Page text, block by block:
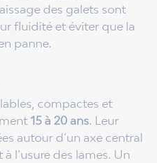
des galets sont
fluidité et éviter que la
panne.
compactes et
15 à 20 ans. Leur
autour d’un axe central
l’usure des lames. Un